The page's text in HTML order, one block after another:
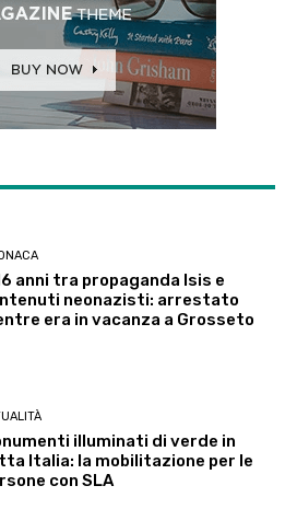
anni tra propaganda Isis e
neonazisti: arrestato
era in vacanza a Grosseto
illuminati di verde in
Italia: la mobilitazione per le
con SLA